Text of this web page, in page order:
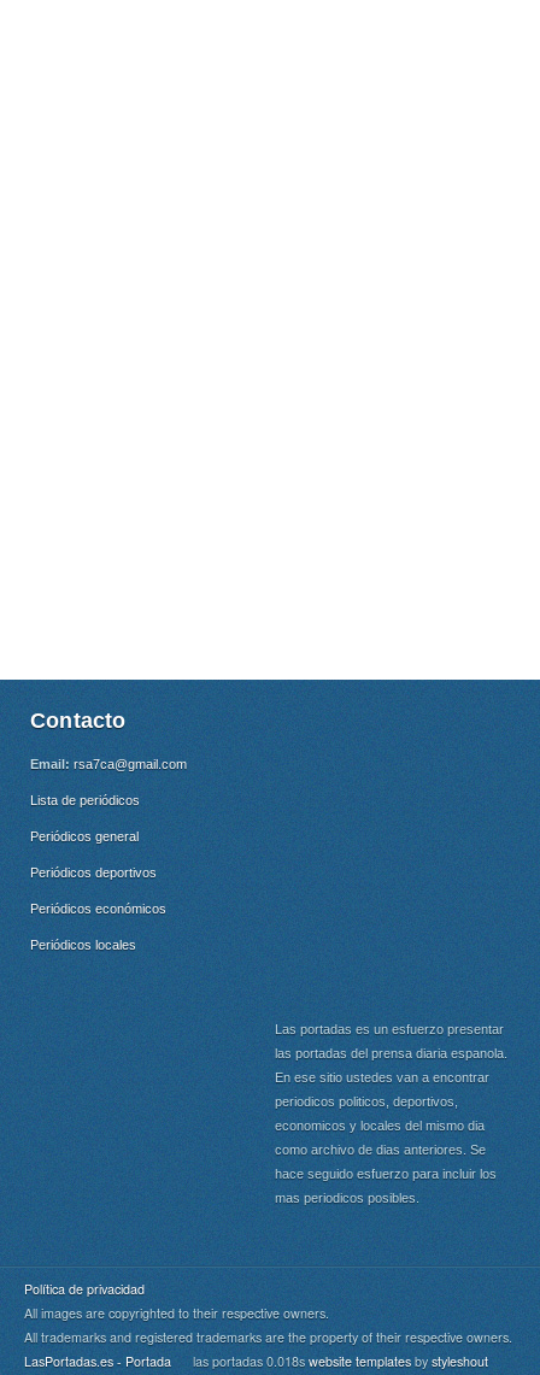
Contacto
Email: rsa7ca@gmail.com
Lista de periódicos
Periódicos general
Periódicos deportivos
Periódicos económicos
Periódicos locales
Las portadas es un esfuerzo presentar
las portadas del prensa diaria espanola.
En ese sitio ustedes van a encontrar
periodicos politicos, deportivos,
economicos y locales del mismo dia
como archivo de dias anteriores. Se
hace seguido esfuerzo para incluir los
mas periodicos posibles.
Política de privacidad
All images are copyrighted to their respective owners.
All trademarks and registered trademarks are the property of their respective owners.
LasPortadas.es - Portada las portadas 0.018s website templates by styleshout